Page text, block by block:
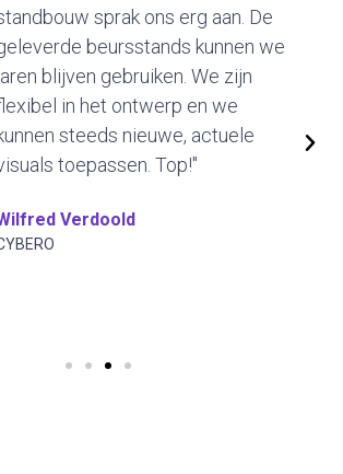
sprak ons erg aan. De
beursstands kunnen we
blijven gebruiken. We zijn
in het ontwerp en we
steeds nieuwe, actuele
toepassen. Top!"
Verdoold